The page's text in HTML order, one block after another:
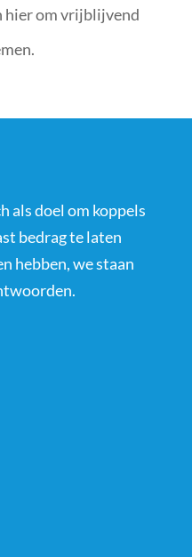
hier om vrijblijvend
als doel om koppels
bedrag te laten
hebben, we staan